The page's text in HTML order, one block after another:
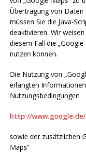
Übertragung von Daten
müssen Sie die Java-
deaktivieren. Wir
diesem Fall die
nutzen können.
Die Nutzung von
erlangten
Nutzungsbedingungen
http://
sowie der zusätzlichen
Maps“